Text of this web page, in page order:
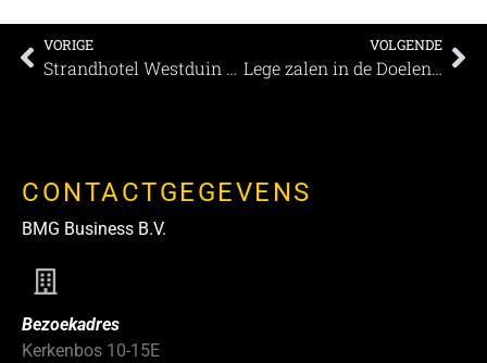
VORIGE
Strandhotel Westduin geclassificeerd met vijf MEETINGSSTERREN
VOLGENDE
Lege zalen in de Doelen geven tijd voor onderhoud
CONTACTGEGEVENS
BMG Business B.V.
Bezoekadres
Kerkenbos 10-15E